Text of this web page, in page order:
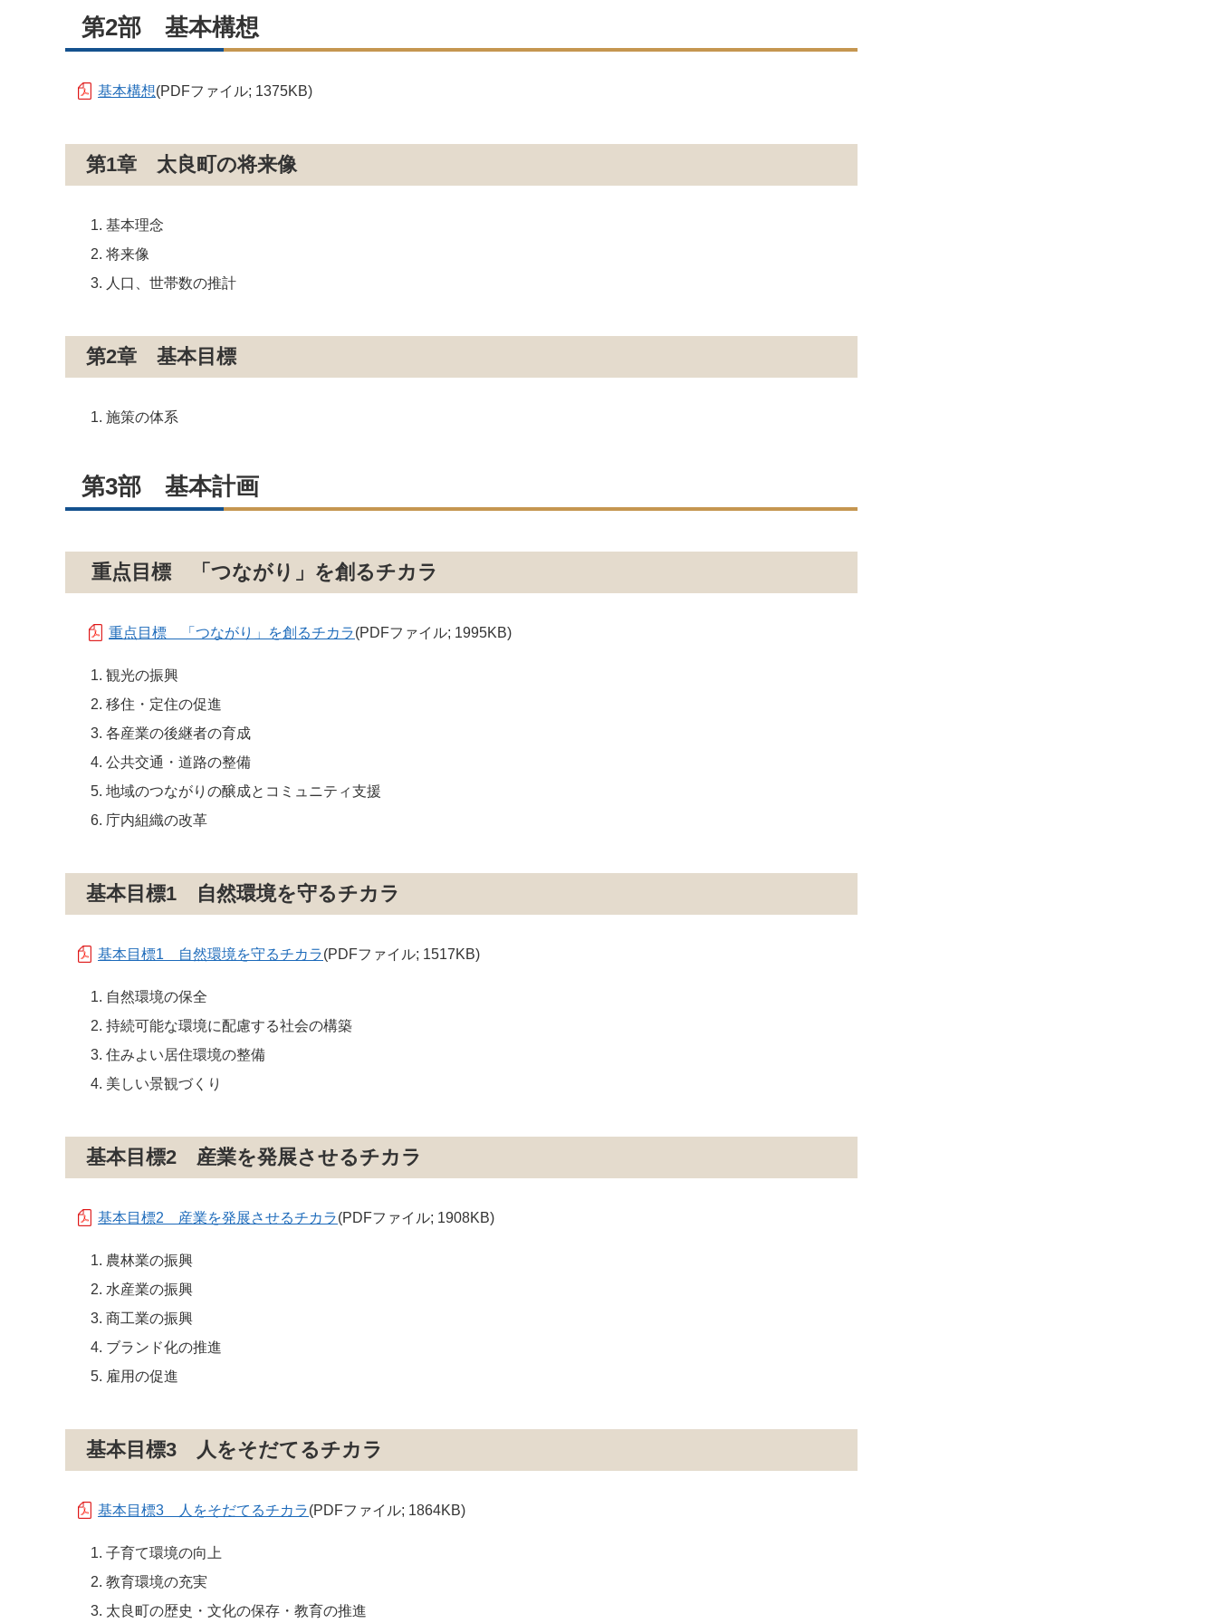
第2部 基本構想
基本構想(PDFファイル; 1375KB)
第1章 太良町の将来像
基本理念
将来像
人口、世帯数の推計
第2章 基本目標
施策の体系
第3部 基本計画
重点目標 「つながり」を創るチカラ
重点目標 「つながり」を創るチカラ(PDFファイル; 1995KB)
観光の振興
移住・定住の促進
各産業の後継者の育成
公共交通・道路の整備
地域のつながりの醸成とコミュニティ支援
庁内組織の改革
基本目標1 自然環境を守るチカラ
基本目標1 自然環境を守るチカラ(PDFファイル; 1517KB)
自然環境の保全
持続可能な環境に配慮する社会の構築
住みよい居住環境の整備
美しい景観づくり
基本目標2 産業を発展させるチカラ
基本目標2 産業を発展させるチカラ(PDFファイル; 1908KB)
農林業の振興
水産業の振興
商工業の振興
ブランド化の推進
雇用の促進
基本目標3 人をそだてるチカラ
基本目標3 人をそだてるチカラ(PDFファイル; 1864KB)
子育て環境の向上
教育環境の充実
太良町の歴史・文化の保存・教育の推進